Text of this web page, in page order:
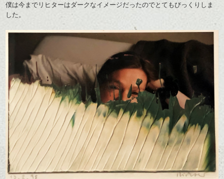
僕は今までリヒターはダークなイメージだったのでとてもびっくりしま
した。